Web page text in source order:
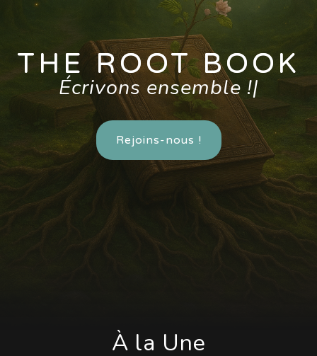
THE ROOT BOOK
Écrivons ensemble !|
Rejoins-nous !
À la Une